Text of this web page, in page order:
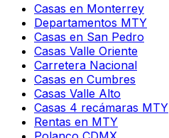
Casas en Monterrey
Departamentos MTY
Casas en San Pedro
Casas Valle Oriente
Carretera Nacional
Casas en Cumbres
Casas Valle Alto
Casas 4 recámaras MTY
Rentas en MTY